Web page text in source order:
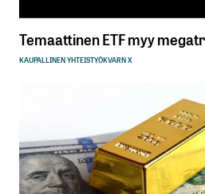
Temaattinen ETF myy
KAUPALLINEN YHTEISTYÖKVARN X